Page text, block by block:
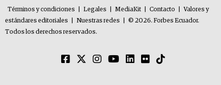
Términos y condiciones Legales MediaKit Contacto
Valores y
estándares editoriales
Nuestras redes
© 2026. Forbes Ecuador.
Todos los derechos reservados.